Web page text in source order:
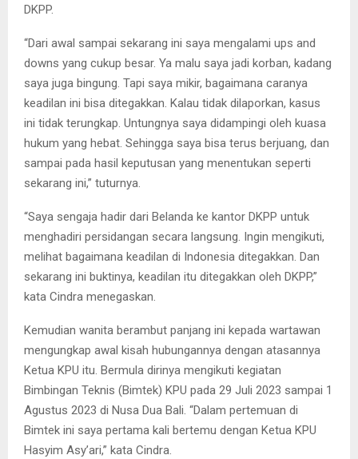
DKPP.
“Dari awal sampai sekarang ini saya mengalami ups and
downs yang cukup besar. Ya malu saya jadi korban, kadang
saya juga bingung. Tapi saya mikir, bagaimana caranya
keadilan ini bisa ditegakkan. Kalau tidak dilaporkan, kasus
ini tidak terungkap. Untungnya saya didampingi oleh kuasa
hukum yang hebat. Sehingga saya bisa terus berjuang, dan
sampai pada hasil keputusan yang menentukan seperti
sekarang ini,” tuturnya.
“Saya sengaja hadir dari Belanda ke kantor DKPP untuk
menghadiri persidangan secara langsung. Ingin mengikuti,
melihat bagaimana keadilan di Indonesia ditegakkan. Dan
sekarang ini buktinya, keadilan itu ditegakkan oleh DKPP,”
kata Cindra menegaskan.
Kemudian wanita berambut panjang ini kepada wartawan
mengungkap awal kisah hubungannya dengan atasannya
Ketua KPU itu. Bermula dirinya mengikuti kegiatan
Bimbingan Teknis (Bimtek) KPU pada 29 Juli 2023 sampai 1
Agustus 2023 di Nusa Dua Bali. “Dalam pertemuan di
Bimtek ini saya pertama kali bertemu dengan Ketua KPU
Hasyim Asy’ari,” kata Cindra.